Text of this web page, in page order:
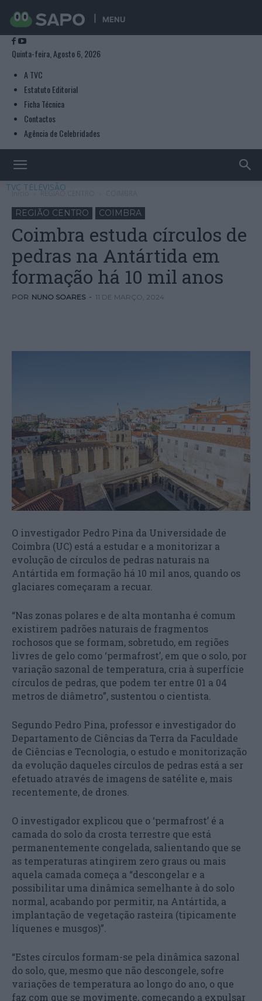
MENU
Quinta-feira, Agosto 6, 2026
A TVC
Estatuto Editorial
Ficha Técnica
Contactos
Agência de Celebridades
TVC TELEVISÃO
Início REGIÃO CENTRO
REGIÃO CENTRO COIMBRA
Coimbra estuda círculos de
pedras na Antártida em
formação há 10 mil anos
POR NUNO SOARES - 11 DE MARÇO, 2024
O investigador Pedro Pina da Universidade de
Coimbra (UC) está a estudar e a monitorizar a
evolução de círculos de pedras naturais na
Antártida em formação há 10 mil anos, quando os
glaciares começaram a recuar.
“Nas zonas polares e de alta montanha é comum
existirem padrões naturais de fragmentos
rochosos que se formam, sobretudo, em regiões
livres de gelo como ‘permafrost’, em que o solo, por
variação sazonal de temperatura, cria à superfície
círculos de pedras, que podem ter entre 01 a 04
metros de diâmetro”, sustentou o cientista.
Segundo Pedro Pina, professor e investigador do
Departamento de Ciências da Terra da Faculdade
de Ciências e Tecnologia, o estudo e monitorização
da evolução daqueles círculos de pedras está a ser
efetuado através de imagens de satélite e, mais
recentemente, de drones.
O investigador explicou que o ‘permafrost’ é a
camada do solo da crosta terrestre que está
permanentemente congelada, salientando que se
as temperaturas atingirem zero graus ou mais
aquela camada começa a “descongelar e a
possibilitar uma dinâmica semelhante à do solo
normal, acabando por permitir, na Antártida, a
implantação de vegetação rasteira (tipicamente
líquenes e musgos)”.
“Estes círculos formam-se pela dinâmica sazonal
do solo, que, mesmo que não descongele, sofre
variações de temperatura ao longo do ano, o que
faz com que se movimente, começando a expulsar